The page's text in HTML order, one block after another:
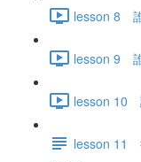
lesson 8
lesson 9
lesson 10
lesson 11